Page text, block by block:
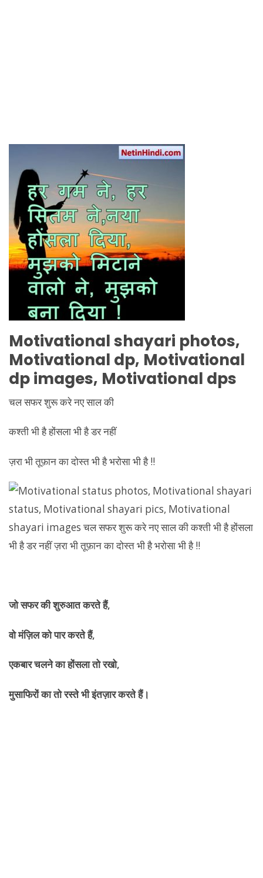
Motivationalshayari photos,
Motivational dp, Motivational
dp images, Motivational dps
चल सफर शुरू करे नए साल की
कश्ती भी है होंसला भी है डर नहीं
ज़रा भी तूफ़ान का दोस्त भी है भरोसा भी है !!
जो सफर की शुरुआत करते हैं,
वो मंज़िल को पार करते हैं,
एकबार चलने का होंसला तो रखो,
मुसाफिरों का तो रस्ते भी इंतज़ार करते हैं।